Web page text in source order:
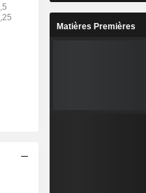
Matières Premières